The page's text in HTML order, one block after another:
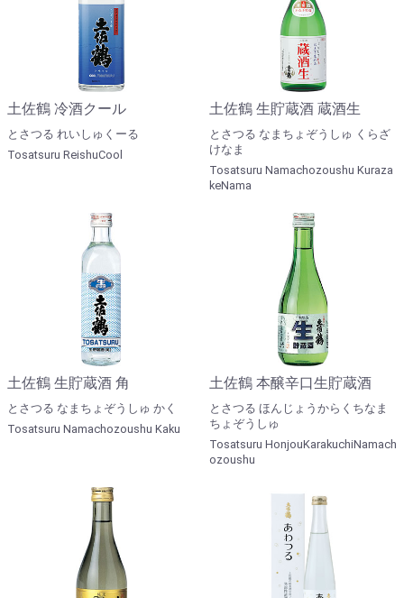
土佐鶴 冷酒クール
とさつる れいしゅくーる
Tosatsuru ReishuCool
土佐鶴 生貯蔵酒 蔵酒生
とさつる なまちょぞうしゅ くらざ
けなま
Tosatsuru Namachozoushu Kuraza
keNama
土佐鶴 生貯蔵酒 角
とさつる なまちょぞうしゅ かく
Tosatsuru Namachozoushu Kaku
土佐鶴 本醸辛口生貯蔵酒
とさつる ほんじょうからくちなま
ちょぞうしゅ
Tosatsuru HonjouKarakuchiNamach
ozoushu